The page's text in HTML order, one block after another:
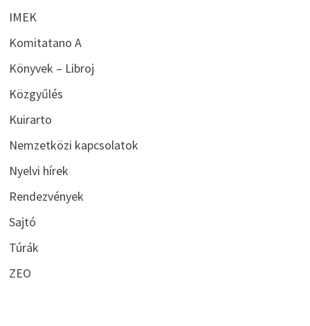
IMEK
Komitatano A
Könyvek – Libroj
Közgyűlés
Kuirarto
Nemzetközi kapcsolatok
Nyelvi hírek
Rendezvények
Sajtó
Túrák
ZEO